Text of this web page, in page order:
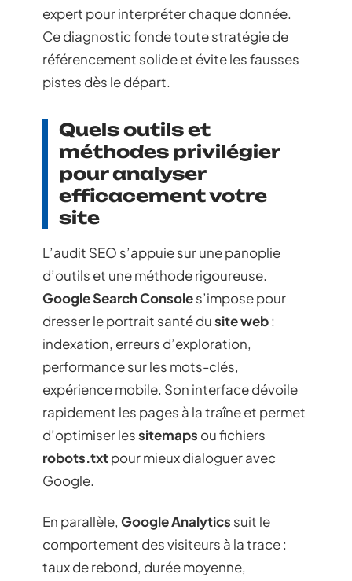
expert pour interpréter chaque donnée.
Ce diagnostic fonde toute stratégie de
référencement solide et évite les fausses
pistes dès le départ.
Quels outils et
méthodes privilégier
pour analyser
efficacement votre
site
L’audit SEO s’appuie sur une panoplie
d’outils et une méthode rigoureuse.
Google Search Consoles’impose pour
dresser le portrait santé dusite web:
indexation, erreurs d’exploration,
performance sur les mots-clés,
expérience mobile. Son interface dévoile
rapidement les pages à la traîne et permet
d’optimiser lessitemaps ou fichiers
robots.txtpour mieux dialoguer avec
Google.
En parallèle, Google Analytics suit le
comportement des visiteurs à la trace :
taux de rebond, durée moyenne,